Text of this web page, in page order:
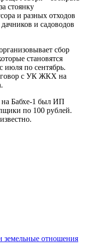
стоянку
и разных отходов
и садоводов
сбор
становятся
июля по сентябрь.
с УК ЖКХ на
на Бабхе-1 был ИП
по 100 рублей.
земельные отношения